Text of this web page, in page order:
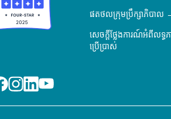
ផតថលក្រុមប្រឹក្សាភិបាល
សេចក្តីថ្លែងការណ៍អំពីលទ្ធភ
ប្រើប្រាស់